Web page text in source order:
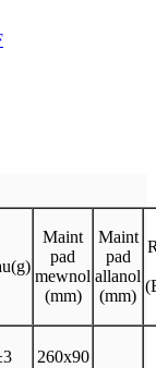
Maint
pad
mewnol
(mm)
Maint
pad
allanol
(mm)
260x90